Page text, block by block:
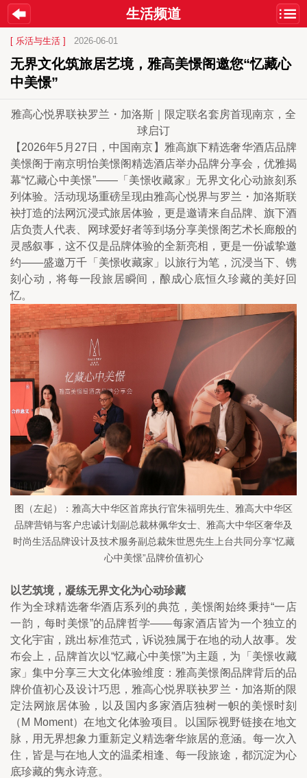
生活频道
[ 乐活与生活 ] 2026-06-01
无界文化筑旅居艺境，雅高美憬阁邀您“忆藏心
中美憬”
雅高心悦界联袂罗兰・加洛斯｜限定联名套房首现南京，全
球启订
【2026年5月27日，中国南京】雅高旗下精选奢华酒店品牌
美憬阁于南京明怡美憬阁精选酒店举办品牌分享会，优雅揭
幕“忆藏心中美憬”——「美憬收藏家」无界文化心动旅刻系
列体验。活动现场重磅呈现由雅高心悦界与罗兰・加洛斯联
袂打造的法网沉浸式旅居体验，更是邀请来自品牌、旗下酒
店负责人代表、网球爱好者等到场分享美憬阁艺术长廊般的
灵感叙事，这不仅是品牌体验的全新亮相，更是一份诚挚邀
约——盛邀万千「美憬收藏家」以旅行为笔，沉浸当下、镌
刻心动，将每一段旅居瞬间，酿成心底恒久珍藏的美好回
忆。
图（左起）：雅高大中华区首席执行官朱福明先生、雅高大中华区
品牌营销与客户忠诚计划副总裁林佩华女士、雅高大中华区奢华及
时尚生活品牌设计及技术服务副总裁朱世恩先生上台共同分享“忆藏
心中美憬”品牌价值初心
以艺筑境，凝练无界文化为心动珍藏
作为全球精选奢华酒店系列的典范，美憬阁始终秉持“一店
一韵，每时美憬”的品牌哲学——每家酒店皆为一个独立的
文化宇宙，跳出标准范式，诉说独属于在地的动人故事。发
布会上，品牌首次以“忆藏心中美憬”为主题，为「美憬收藏
家」集中分享三大文化体验维度：雅高美憬阁品牌背后的品
牌价值初心及设计巧思，雅高心悦界联袂罗兰・加洛斯的限
定法网旅居体验，以及国内多家酒店独树一帜的美憬时刻
（M Moment）在地文化体验项目。以国际视野链接在地文
脉，用无界想象力重新定义精选奢华旅居的意涵。每一次入
住，皆是与在地人文的温柔相逢、每一段旅途，都沉淀为心
底珍藏的隽永诗意。